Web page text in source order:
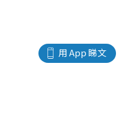
用 App 睇文